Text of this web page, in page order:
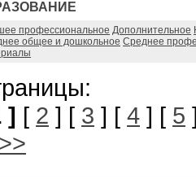
профессиональное Дополнительное
общее и дошкольное Среднее
] [ 2 ] [ 3 ] [ 4 ] [ 5